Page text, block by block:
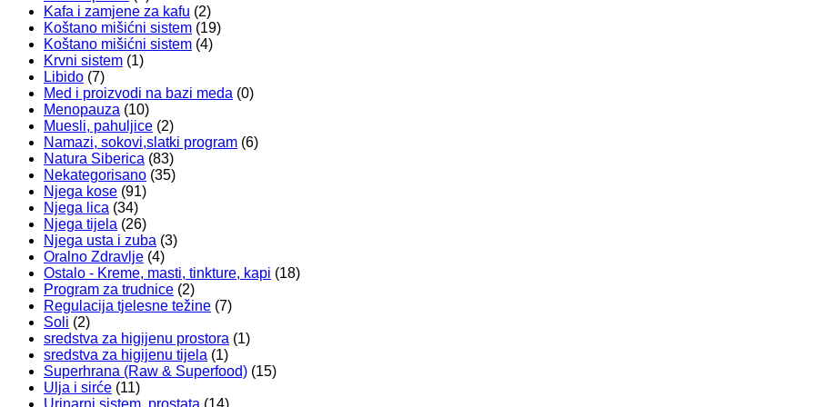
Kafa i zamjene za kafu (2)
Koštano mišićni sistem (19)
Koštano mišićni sistem (4)
Krvni sistem (1)
Libido (7)
Med i proizvodi na bazi meda (0)
Menopauza (10)
Muesli, pahuljice (2)
Namazi, sokovi,slatki program (6)
Natura Siberica (83)
Nekategorisano (35)
Njega kose (91)
Njega lica (34)
Njega tijela (26)
Njega usta i zuba (3)
Oralno Zdravlje (4)
Ostalo - Kreme, masti, tinkture, kapi (18)
Program za trudnice (2)
Regulacija tjelesne težine (7)
Soli (2)
sredstva za higijenu prostora (1)
sredstva za higijenu tijela (1)
Superhrana (Raw & Superfood) (15)
Ulja i sirće (11)
Urinarni sistem, prostata (14)